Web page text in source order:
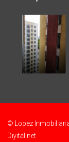
© Lopez
Diyital.net